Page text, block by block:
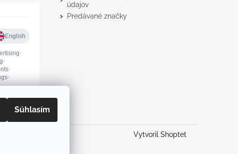
Súhlasím
údajov
Predávané značky
Vytvoril Shoptet